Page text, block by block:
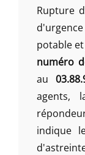
Rupture
potable
numéro
au
agents,
indique